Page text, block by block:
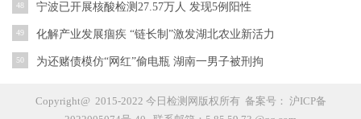
48 宁波已开展核酸检测27.57万人 发现5例阳性
49 化解产业发展痼疾 “链长制”激发湖北农业新活力
50 为还赌债模仿“网红”偷电瓶 湖南一男子被刑拘
Copyright@ 2015-2022 今日检测网版权所有 备案号： 沪ICP备